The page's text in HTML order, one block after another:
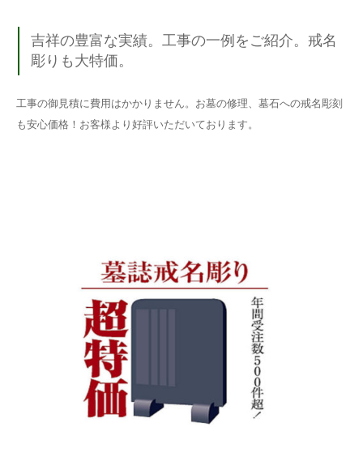
吉祥の豊富な実績。工事の一例をご紹介。戒名
彫りも大特価。
工事の御見積に費用はかかりません。お墓の修理、墓石への戒名彫刻
も安心価格！お客様より好評いただいております。